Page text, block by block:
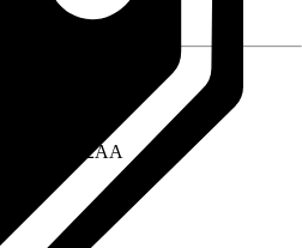
1/2AA